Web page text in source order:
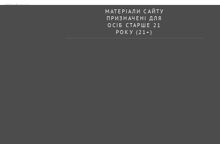
МАТЕРІАЛИ САЙТУ
ПРИЗНАЧЕНІ ДЛЯ
ОСІБ СТАРШЕ 21
РОКУ (21+)